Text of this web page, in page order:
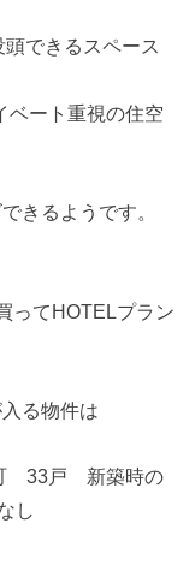
できるスペース
ベート重視の住空
きるようです。
ってHOTELプラン
る物件は
33戸 新築時の
し